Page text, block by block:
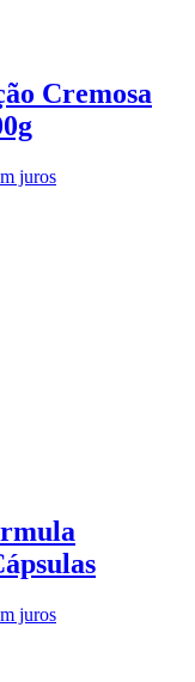
Cremosa
juros
juros